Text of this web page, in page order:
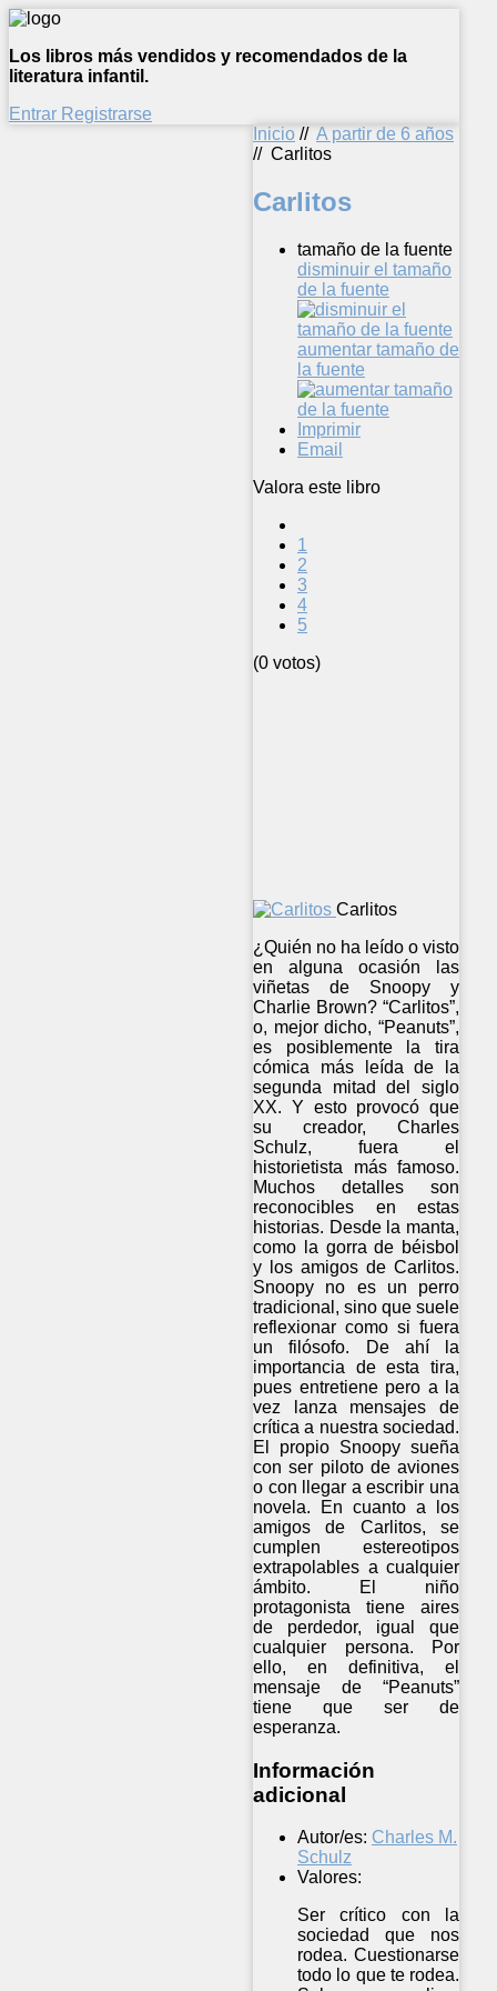
Los libros más vendidos y recomendados de la
literatura infantil.
Entrar Registrarse
Inicio // A partir de 6 años
// Carlitos
Carlitos
tamaño de la fuente
disminuir el tamaño
de la fuente
aumentar tamaño de
la fuente
Imprimir
Email
Valora este libro
1
2
3
4
5
(0 votos)
Carlitos
¿Quién no ha leído o visto
en alguna ocasión las
viñetas de Snoopy y
Charlie Brown? “Carlitos”,
o, mejor dicho, “Peanuts”,
es posiblemente la tira
cómica más leída de la
segunda mitad del siglo
XX. Y esto provocó que
su creador, Charles
Schulz, fuera el
historietista más famoso.
Muchos detalles son
reconocibles en estas
historias. Desde la manta,
como la gorra de béisbol
y los amigos de Carlitos.
Snoopy no es un perro
tradicional, sino que suele
reflexionar como si fuera
un filósofo. De ahí la
importancia de esta tira,
pues entretiene pero a la
vez lanza mensajes de
crítica a nuestra sociedad.
El propio Snoopy sueña
con ser piloto de aviones
o con llegar a escribir una
novela. En cuanto a los
amigos de Carlitos, se
cumplen estereotipos
extrapolables a cualquier
ámbito. El niño
protagonista tiene aires
de perdedor, igual que
cualquier persona. Por
ello, en definitiva, el
mensaje de “Peanuts”
tiene que ser de
esperanza.
Información
adicional
Autor/es: Charles M.
Schulz
Valores:
Ser crítico con la
sociedad que nos
rodea. Cuestionarse
todo lo que te rodea.